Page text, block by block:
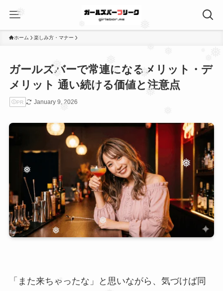
❅
❅
❅
❅
❅
❅
❅
ホーム 楽しみ方・マナー
ガールズバーで常連になるメリット・デ
メリット 通い続ける価値と注意点
PR January 9, 2026
「また来ちゃったな」と思いながら、気づけば同